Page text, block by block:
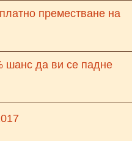
преместване на
шанс да ви се падне